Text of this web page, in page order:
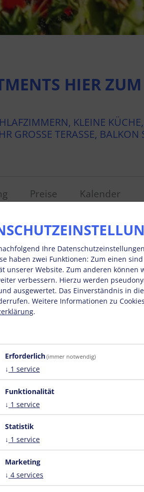
HIER
KLEINE
GROSSE TERASSE, BALKON
Preise Kalender
KL. KÜCHE,
Ihre
haben zwei Funktionen: Zum einen
unserer Website. Zum anderen
verbessern. Hierzu werden
ausgewertet. Das Einverständnis in
Weitere Informationen zu
.
Erforderlich(immer notwendig)
↓ 1 service
Funktionalität
↓ 1 service
Statistik
↓ 1 service
Marketing
↓ 4 services